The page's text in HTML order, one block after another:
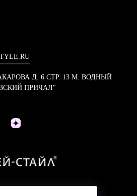
Д. 6 СТР. 13 М. ВОДНЫЙ
ПРИЧАЛ"